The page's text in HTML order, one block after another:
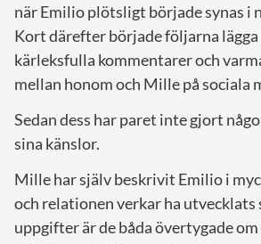
när Emilio plötsligt började synas i
Kort därefter började följarna
kärleksfulla kommentarer och
mellan honom och Mille på sociala
Sedan dess har paret inte gjort
sina känslor.
Mille har själv beskrivit Emilio i
och relationen verkar ha utvecklats
uppgifter är de båda övertygade